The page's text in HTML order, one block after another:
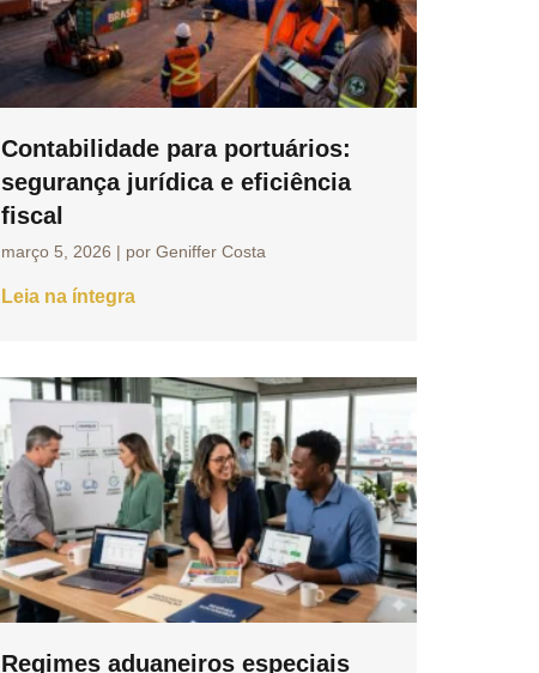
Contabilidade para portuários:
segurança jurídica e eficiência
fiscal
março 5, 2026 | por Geniffer Costa
Leia na íntegra
Regimes aduaneiros especiais